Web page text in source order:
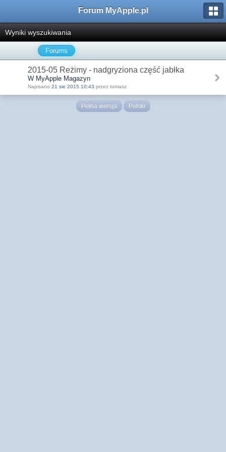
Forum MyApple.pl
Wyniki wyszukiwania
Forums
2015-05 Reżimy - nadgryziona część jabłka
W MyApple Magazyn
Napisano 21 sie 2015 10:43 przez tomasz
Pełna wersja Polski